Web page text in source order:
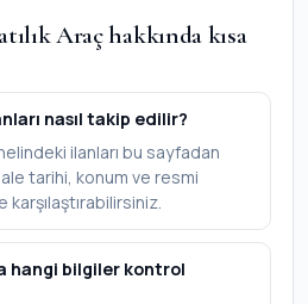
Araç hakkında kısa
nasıl takip edilir?
ilanları bu sayfadan
tarihi, konum ve resmi
hangi bilgiler kontrol